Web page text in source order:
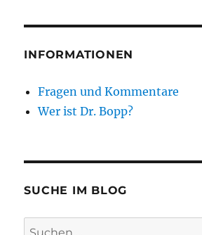
INFORMATIONEN
Fragen und Kommentare
Wer ist Dr. Bopp?
SUCHE IM BLOG
Suchen